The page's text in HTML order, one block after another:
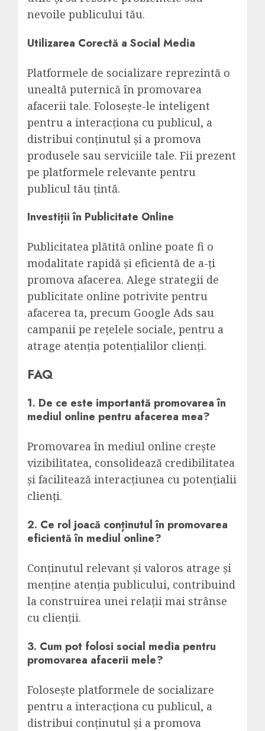
nevoile publicului tău.
Utilizarea Corectă a Social Media
Platformele de socializare reprezintă o
unealtă puternică în promovarea
afacerii tale. Folosește-le inteligent
pentru a interacționa cu publicul, a
distribui conținutul și a promova
produsele sau serviciile tale. Fii prezent
pe platformele relevante pentru
publicul tău țintă.
Investiții în Publicitate Online
Publicitatea plătită online poate fi o
modalitate rapidă și eficientă de a-ți
promova afacerea. Alege strategii de
publicitate online potrivite pentru
afacerea ta, precum Google Ads sau
campanii pe rețelele sociale, pentru a
atrage atenția potențialilor clienți.
FAQ
1. De ce este importantă promovarea în
mediul online pentru afacerea mea?
Promovarea în mediul online crește
vizibilitatea, consolidează credibilitatea
și facilitează interacțiunea cu potențialii
clienți.
2. Ce rol joacă conținutul în promovarea
eficientă în mediul online?
Conținutul relevant și valoros atrage și
menține atenția publicului, contribuind
la construirea unei relații mai strânse
cu clienții.
3. Cum pot folosi social media pentru
promovarea afacerii mele?
Folosește platformele de socializare
pentru a interacționa cu publicul, a
distribui conținutul și a promova